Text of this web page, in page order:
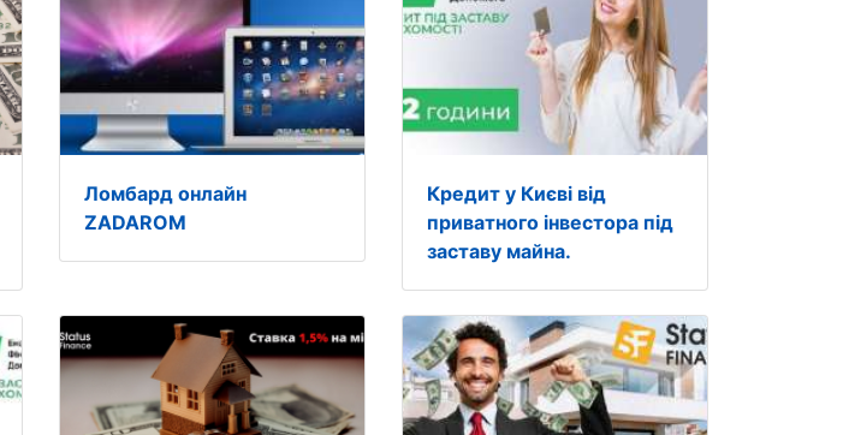
Ломбард онлайн
ZADAROM
Кредит у Києві від
приватного інвестора під
заставу майна.